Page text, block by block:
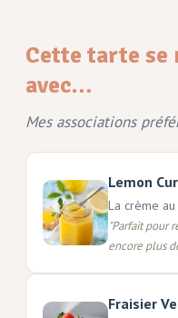
Cette tarte se
avec…
Mes associations
Lemon
La crème
"Parfait pour
encore plus
Fraisier